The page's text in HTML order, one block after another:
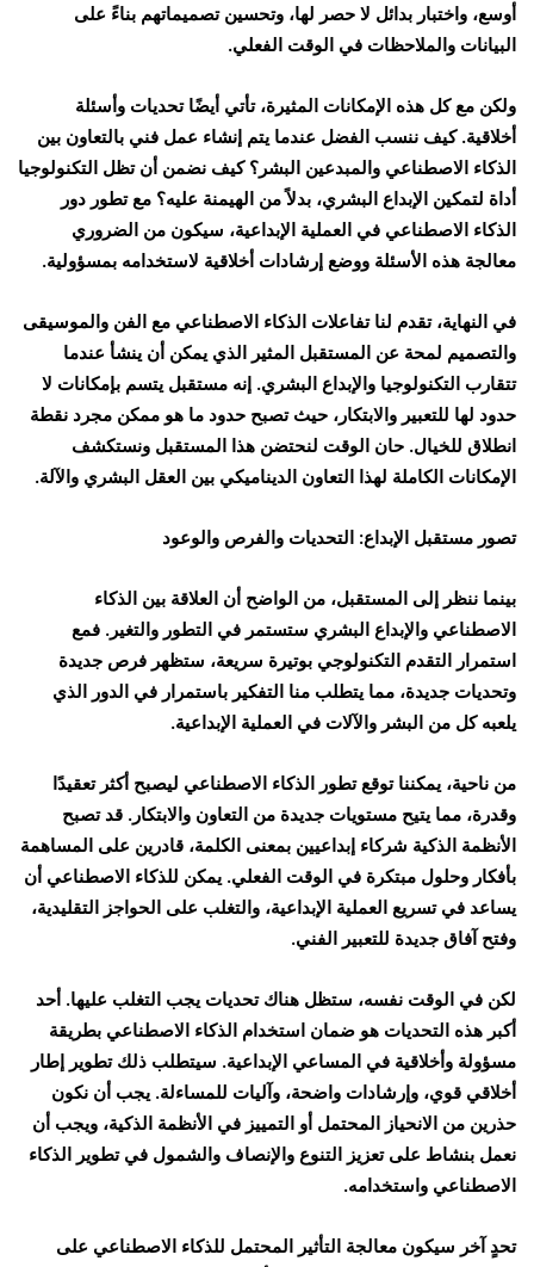
أوسع، واختبار بدائل لا حصر لها، وتحسين تصميماتهم بناءً على
البيانات والملاحظات في الوقت الفعلي.
ولكن مع كل هذه الإمكانات المثيرة، تأتي أيضًا تحديات وأسئلة
أخلاقية. كيف ننسب الفضل عندما يتم إنشاء عمل فني بالتعاون بين
الذكاء الاصطناعي والمبدعين البشر؟ كيف نضمن أن تظل التكنولوجيا
أداة لتمكين الإبداع البشري، بدلاً من الهيمنة عليه؟ مع تطور دور
الذكاء الاصطناعي في العملية الإبداعية، سيكون من الضروري
معالجة هذه الأسئلة ووضع إرشادات أخلاقية لاستخدامه بمسؤولية.
في النهاية، تقدم لنا تفاعلات الذكاء الاصطناعي مع الفن والموسيقى
والتصميم لمحة عن المستقبل المثير الذي يمكن أن ينشأ عندما
تتقارب التكنولوجيا والإبداع البشري. إنه مستقبل يتسم بإمكانات لا
حدود لها للتعبير والابتكار، حيث تصبح حدود ما هو ممكن مجرد نقطة
انطلاق للخيال. حان الوقت لنحتضن هذا المستقبل ونستكشف
الإمكانات الكاملة لهذا التعاون الديناميكي بين العقل البشري والآلة.
تصور مستقبل الإبداع: التحديات والفرص والوعود
بينما ننظر إلى المستقبل، من الواضح أن العلاقة بين الذكاء
الاصطناعي والإبداع البشري ستستمر في التطور والتغير. فمع
استمرار التقدم التكنولوجي بوتيرة سريعة، ستظهر فرص جديدة
وتحديات جديدة، مما يتطلب منا التفكير باستمرار في الدور الذي
يلعبه كل من البشر والآلات في العملية الإبداعية.
من ناحية، يمكننا توقع تطور الذكاء الاصطناعي ليصبح أكثر تعقيدًا
وقدرة، مما يتيح مستويات جديدة من التعاون والابتكار. قد تصبح
الأنظمة الذكية شركاء إبداعيين بمعنى الكلمة، قادرين على المساهمة
بأفكار وحلول مبتكرة في الوقت الفعلي. يمكن للذكاء الاصطناعي أن
يساعد في تسريع العملية الإبداعية، والتغلب على الحواجز التقليدية،
وفتح آفاق جديدة للتعبير الفني.
لكن في الوقت نفسه، ستظل هناك تحديات يجب التغلب عليها. أحد
أكبر هذه التحديات هو ضمان استخدام الذكاء الاصطناعي بطريقة
مسؤولة وأخلاقية في المساعي الإبداعية. سيتطلب ذلك تطوير إطار
أخلاقي قوي، وإرشادات واضحة، وآليات للمساءلة. يجب أن نكون
حذرين من الانحياز المحتمل أو التمييز في الأنظمة الذكية، ويجب أن
نعمل بنشاط على تعزيز التنوع والإنصاف والشمول في تطوير الذكاء
الاصطناعي واستخدامه.
تحدٍ آخر سيكون معالجة التأثير المحتمل للذكاء الاصطناعي على